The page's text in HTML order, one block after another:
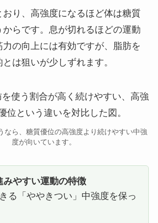
り、高強度になるほど体は糖質
からです。息が切れるほどの運動
の向上には有効ですが、脂肪を
は狙いが少しずれます。
なら、糖質優位の高強度より続けやすい中強
度が向いています。
みやすい運動の特徴
る「ややきつい」中強度を保っ